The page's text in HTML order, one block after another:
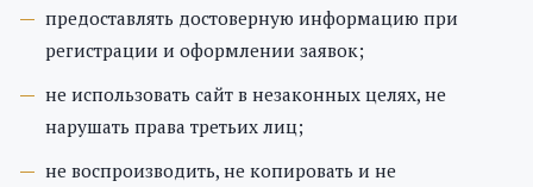
предоставлять достоверную информацию при
регистрации и оформлении заявок;
не использовать сайт в незаконных целях, не
нарушать права третьих лиц;
не воспроизводить, не копировать и не